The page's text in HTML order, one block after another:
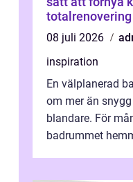
totalrenovering
08 juli 2026
inspiration
En välplanerad
om mer än
blandare. För
badrummet